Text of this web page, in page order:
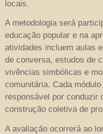
locais.
A metodologia será
educação popular e na
atividades incluem aulas
de conversa, estudos de
vivências simbólicas e
comunitária. Cada
responsável por conduzir
construção coletiva de
A avaliação ocorrerá ao